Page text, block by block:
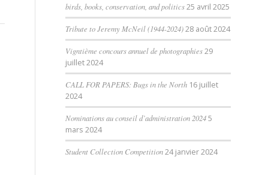
birds, books, conservation, and politics25 avril 2025
Tribute to Jeremy McNeil (1944-2024)28 août 2024
Vigntième concours annuel de photographies29
juillet 2024
CALL FOR PAPERS: Bugs in the North 16 juillet
2024
Nominations au conseil d’administration 20245
mars 2024
Student Collection Competition24 janvier 2024